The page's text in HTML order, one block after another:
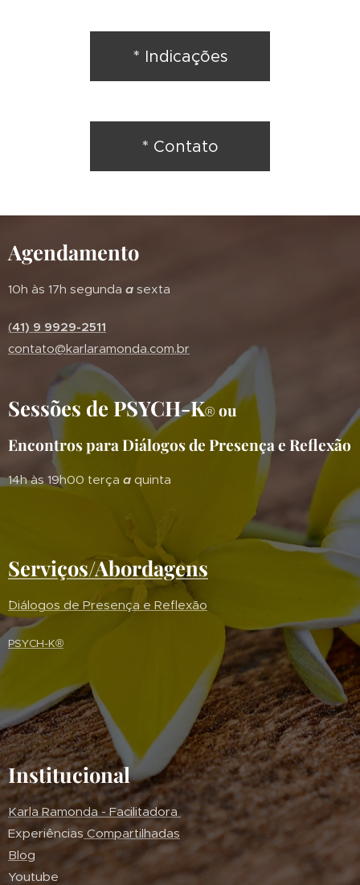
* Indicações
* Contato
Agendamento
10h às 17h segunda a sexta
(41) 9 9929-2511
contato@karlaramonda.com.br
Sessões de PSYCH-K®ou
Encontros para Diálogos de Presença e Reflexão
14h às 19h00 terça a quinta
Serviços/Abordagens
´Diálogos de Presença e Reflexão
PSYCH-K®
Institucional
Karla Ramonda - Facilitadora
Experiências Compartilhadas
Blog
Youtube